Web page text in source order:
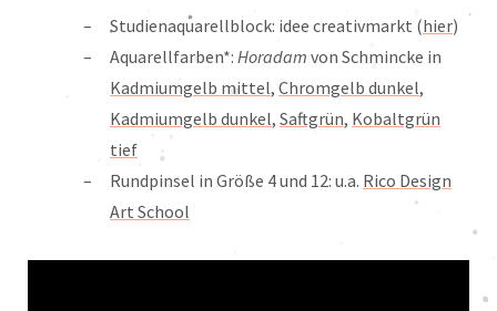
Studienaquarellblock: idee creativmarkt (hier)
Aquarellfarben*: Horadam von Schmincke in
Kadmiumgelb mittel, Chromgelb dunkel,
Kadmiumgelb dunkel, Saftgrün, Kobaltgrün
tief
Rundpinsel in Größe 4 und 12: u.a. Rico Design
Art School